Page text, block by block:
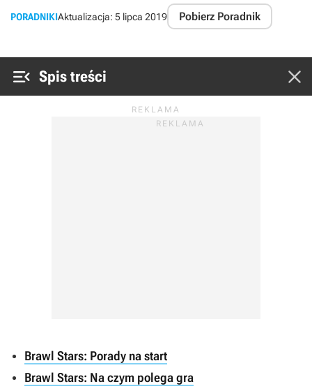
PORADNIKIAktualizacja: 5 lipca 2019 Pobierz Poradnik
 Spis treści 
Brawl Stars: Porady na start
Brawl Stars: Na czym polega gra